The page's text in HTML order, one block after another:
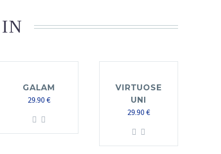
GALAM
29.90 €
VIRTUOSE
UNI
29.90 €